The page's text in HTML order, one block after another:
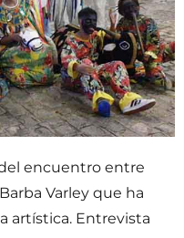
encuentro entre
Varley que ha
artística. Entrevista